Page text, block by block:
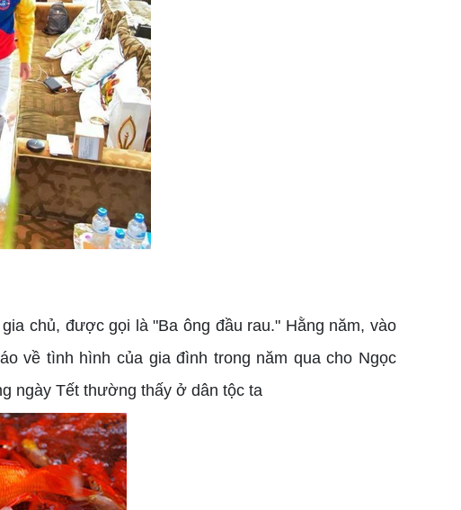
chủ, được gọi là "Ba ông đầu rau." Hằng năm, vào
về tình hình của gia đình trong năm qua cho Ngọc
ngày Tết thường thấy ở dân tộc ta